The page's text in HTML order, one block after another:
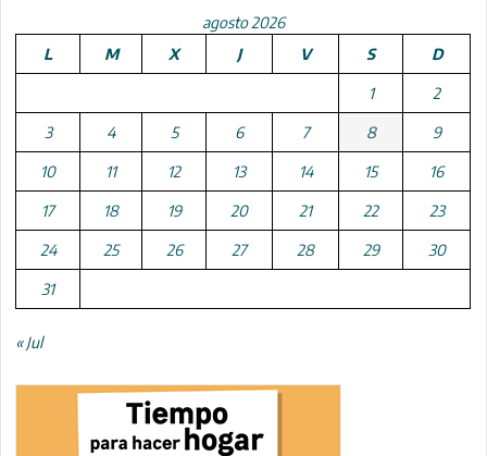
agosto 2026
L
M X J V S D
1 2
3 4 5 6 7 8 9
10 11 12 13 14 15 16
17 18 19 20 21 22 23
24 25 26 27 28 29 30
31
« Jul